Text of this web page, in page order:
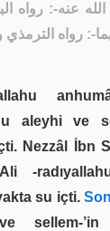
عنه-: رواه
: رواه الترمذي
aleyhi ve
Nezzâl İbn
-
su içti.
sellem-